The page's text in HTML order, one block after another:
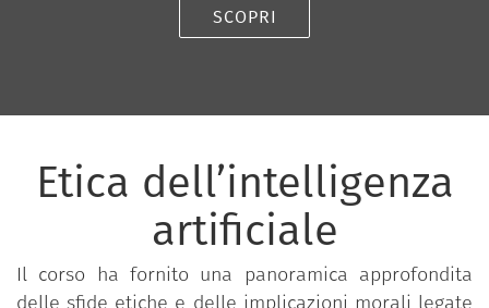
SCOPRI
Etica dell’intelligenza
artificiale
Il corso ha fornito una panoramica approfondita
delle sfide etiche e delle implicazioni morali legate